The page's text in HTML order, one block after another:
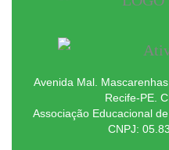
Avenida Mal.
Recife-PE.
Associação Educacional
CNPJ: